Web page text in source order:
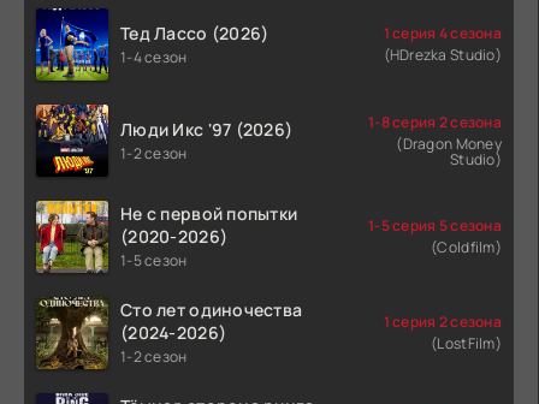
Тед Лассо (2026)
1-4 сезон
1 серия 4 сезона
(HDrezka Studio)
Люди Икс '97 (2026)
1-2 сезон
1-8 серия 2 сезона
(Dragon Money
Studio)
Не с первой попытки
(2020-2026)
1-5 сезон
1-5 серия 5 сезона
(Coldfilm)
Сто лет одиночества
(2024-2026)
1-2 сезон
1 серия 2 сезона
(LostFilm)